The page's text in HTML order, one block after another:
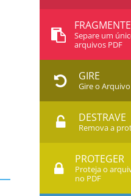
FRAGMENTE
Separe um
arquivos PDF
GIRE
Gire o Arquivo
DESTRAVE
Remova a
PROTEGER
Proteja o
no PDF